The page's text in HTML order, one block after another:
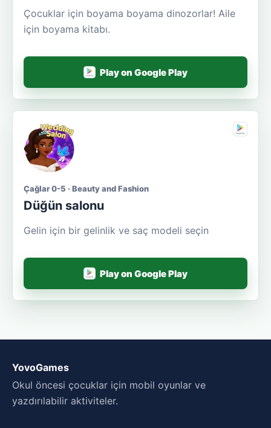
Çocuklar için boyama boyama dinozorlar! Aile
için boyama kitabı.
Play on Google Play
Çağlar 0-5 · Beauty and Fashion
Düğün salonu
Gelin için bir gelinlik ve saç modeli seçin
Play on Google Play
YovoGames
Okul öncesi çocuklar için mobil oyunlar ve
yazdırılabilir aktiviteler.